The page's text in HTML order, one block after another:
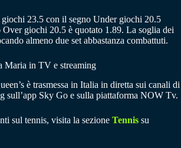
giochi 23.5 con il segno Under giochi 20.5
giochi 20.5 è quotato 1.89. La soglia dei
almeno due set abbastanza combattuti.
Maria in TV e streaming
è trasmessa in Italia in diretta sui canali di
sull’app Sky Go e sulla piattaforma NOW Tv.
sul tennis, visita la sezione Tennis su